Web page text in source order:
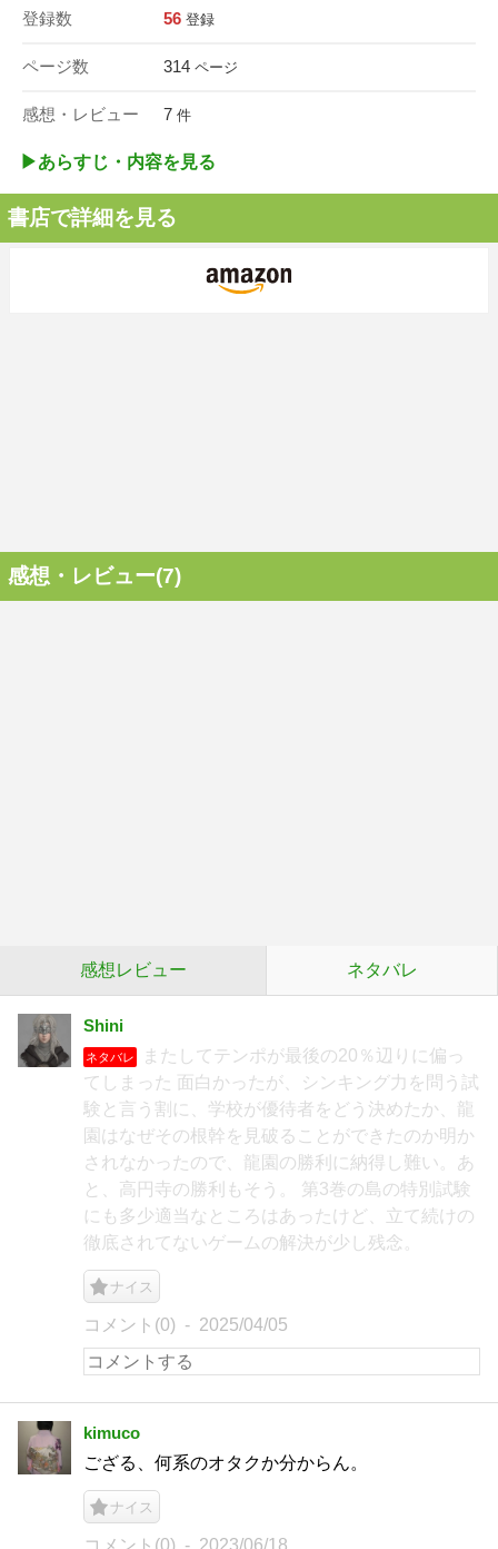
登録数 56 登録
ページ数 314 ページ
感想・レビュー 7 件
▶︎あらすじ・内容を見る
書店で詳細を見る
感想・レビュー(7)
感想レビュー ネタバレ
Shini
ネタバレ
またしてテンポが最後の20％辺りに偏っ
てしまった 面白かったが、シンキング力を問う試
験と言う割に、学校が優待者をどう決めたか、龍
園はなぜその根幹を見破ることができたのか明か
されなかったので、龍園の勝利に納得し難い。あ
と、高円寺の勝利もそう。 第3巻の島の特別試験
にも多少適当なところはあったけど、立て続けの
徹底されてないゲームの解決が少し残念。
ナイス
コメント(0) 2025/04/05
kimuco
ござる、何系のオタクか分からん。
ナイス
コメント(0) 2023/06/18